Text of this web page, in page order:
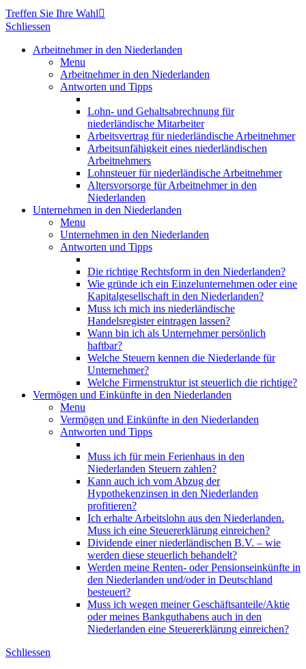
Treffen Sie Ihre Wahl
Schliessen
Arbeitnehmer in den Niederlanden
Menu
Arbeitnehmer in den Niederlanden
Antworten und Tipps
Lohn- und Gehaltsabrechnung für
niederländische Mitarbeiter
Arbeitsvertrag für niederländische Arbeitnehmer
Arbeitsunfähigkeit eines niederländischen
Arbeitnehmers
Lohnsteuer für niederländische Arbeitnehmer
Altersvorsorge für Arbeitnehmer in den
Niederlanden
Unternehmen in den Niederlanden
Menu
Unternehmen in den Niederlanden
Antworten und Tipps
Die richtige Rechtsform in den Niederlanden?
Wie gründe ich ein Einzelunternehmen oder eine
Kapitalgesellschaft in den Niederlanden?
Muss ich mich ins niederländische
Handelsregister eintragen lassen?
Wann bin ich als Unternehmer persönlich
haftbar?
Welche Steuern kennen die Niederlande für
Unternehmer?
Welche Firmenstruktur ist steuerlich die richtige?
Vermögen und Einkünfte in den Niederlanden
Menu
Vermögen und Einkünfte in den Niederlanden
Antworten und Tipps
Muss ich für mein Ferienhaus in den
Niederlanden Steuern zahlen?
Kann auch ich vom Abzug der
Hypothekenzinsen in den Niederlanden
profitieren?
Ich erhalte Arbeitslohn aus den Niederlanden.
Muss ich eine Steuererklärung einreichen?
Dividende einer niederländischen B.V. – wie
werden diese steuerlich behandelt?
Werden meine Renten- oder Pensionseinkünfte in
den Niederlanden und/oder in Deutschland
besteuert?
Muss ich wegen meiner Geschäftsanteile/Aktie
oder meines Bankguthabens auch in den
Niederlanden eine Steuererklärung einreichen?
Schliessen